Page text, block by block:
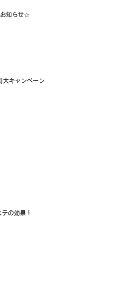
知らせ☆
大キャンペーン
の効果！